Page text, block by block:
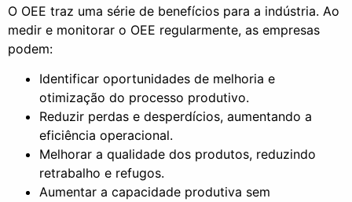
O OEE traz uma série de benefícios para a indústria. Ao
medir e monitorar o OEE regularmente, as empresas
podem:
Identificar oportunidades de melhoria e
otimização do processo produtivo.
Reduzir perdas e desperdícios, aumentando a
eficiência operacional.
Melhorar a qualidade dos produtos, reduzindo
retrabalho e refugos.
Aumentar a capacidade produtiva sem